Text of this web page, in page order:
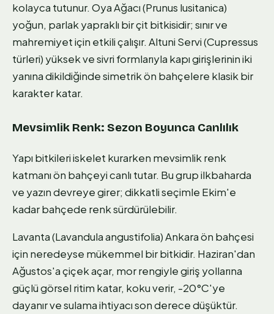
kolayca tutunur. Oya Ağacı (Prunus lusitanica)
yoğun, parlak yapraklı bir çit bitkisidir; sınır ve
mahremiyet için etkili çalışır. Altuni Servi (Cupressus
türleri) yüksek ve sivri formlarıyla kapı girişlerinin iki
yanına dikildiğinde simetrik ön bahçelere klasik bir
karakter katar.
Mevsimlik Renk: Sezon Boyunca Canlılık
Yapı bitkileri iskelet kurarken mevsimlik renk
katmanı ön bahçeyi canlı tutar. Bu grup ilkbaharda
ve yazın devreye girer; dikkatli seçimle Ekim'e
kadar bahçede renk sürdürülebilir.
Lavanta (Lavandula angustifolia) Ankara ön bahçesi
için neredeyse mükemmel bir bitkidir. Haziran'dan
Ağustos'a çiçek açar, mor rengiyle giriş yollarına
güçlü görsel ritim katar, koku verir, -20°C'ye
dayanır ve sulama ihtiyacı son derece düşüktür.